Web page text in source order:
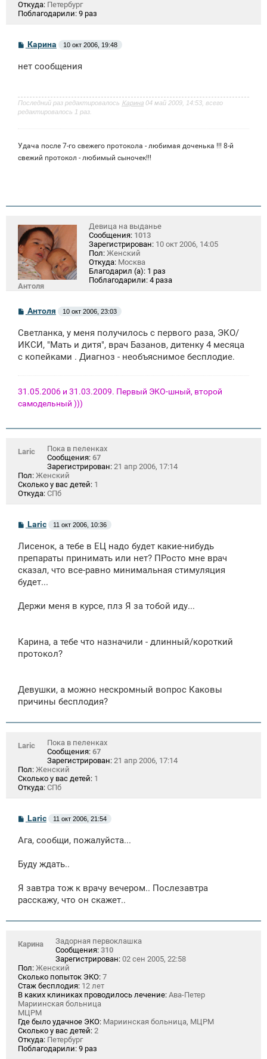
Откуда: Петербург
Поблагодарили: 9 раз
С
б
и
е
Карина 10 окт 2006, 19:48
нет сообщения
Последний раз редактировалось Карина 04 май 2009, 14:53, всего
редактировалось 1 раз.
Удача после 7-го свежего протокола - любимая доченька !!! 8-й
свежий протокол - любимый сыночек!!!
Антоля
Девица на выданье
Сообщения: 1013
Зарегистрирован: 10 окт 2006, 14:05
Пол: Женский
Откуда: Москва
Благодарил (а): 1 раз
Поблагодарили: 4 раза
С
о
б
щ
н
Антоля 10 окт 2006, 23:03
Светланка, у меня получилось с первого раза, ЭКО/
ИКСИ, "Мать и дитя", врач Базанов, дитенку 4 месяца
с копейками . Диагноз - необъяснимое бесплодие.
31.05.2006 и 31.03.2009. Первый ЭКО-шный, второй
самодельный )))
Laric
Пока в пеленках
Сообщения: 67
Зарегистрирован: 21 апр 2006, 17:14
Пол: Женский
Сколько у вас детей: 1
Откуда: СПб
С
б
щ
е
н
и
Laric 11 окт 2006, 10:36
Лисенок, а тебе в ЕЦ надо будет какие-нибудь
препараты принимать или нет? ПРосто мне врач
сказал, что все-равно минимальная стимуляция
будет...
Держи меня в курсе, плз Я за тобой иду...
Карина, а тебе что назначили - длинный/короткий
протокол?
Девушки, а можно нескромный вопрос Каковы
причины бесплодия?
Laric
Пока в пеленках
Сообщения: 67
Зарегистрирован: 21 апр 2006, 17:14
Пол: Женский
Сколько у вас детей: 1
Откуда: СПб
С
б
н
Laric 11 окт 2006, 21:54
Ага, сообщи, пожалуйста...
Буду ждать..
Я завтра тож к врачу вечером.. Послезавтра
расскажу, что он скажет..
Карина
Задорная первоклашка
Сообщения: 310
Зарегистрирован: 02 сен 2005, 22:58
Пол: Женский
Сколько попыток ЭКО: 7
Стаж бесплодия: 12 лет
В каких клиниках проводилось лечение: Ава-Петер
Мариинская больница
МЦРМ
Где было удачное ЭКО: Мариинская больница, МЦРМ
Сколько у вас детей: 2
Откуда: Петербург
Поблагодарили: 9 раз